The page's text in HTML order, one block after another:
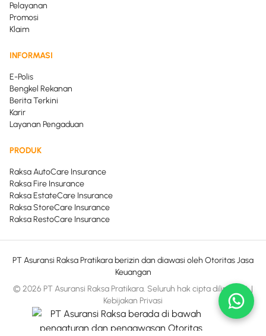
Pelayanan
Promosi
Klaim
INFORMASI
E-Polis
Bengkel Rekanan
Berita Terkini
Karir
Layanan Pengaduan
PRODUK
Raksa AutoCare Insurance
Raksa Fire Insurance
Raksa EstateCare Insurance
Raksa StoreCare Insurance
Raksa RestoCare Insurance
PT Asuransi Raksa Pratikara berizin dan diawasi oleh Otoritas Jasa
Keuangan
© 2026 PT Asuransi Raksa Pratikara. Seluruh hak cipta dilindungi.|
Kebijakan Privasi